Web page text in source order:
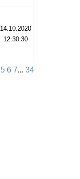
14.10.2020
12:30:30
5 6 7... 34